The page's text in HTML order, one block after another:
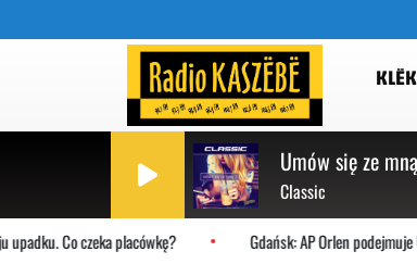
Umów się ze mną
Classic
Co czeka placówkę? Gdańsk: AP Orlen podejmuje